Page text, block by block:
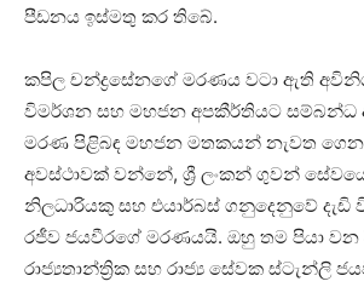
පීඩනය ඉස්මතු කර තිබේ.
කපිල චන්ද්‍රසේනගේ මරණය වටා ඇති
විමර්ශන සහ මහජන අපකීර්තියට සම්බන්ධ
මරණ පිළිබඳ මහජන මතකයන් නැවත
අවස්ථාවක් වන්නේ, ශ්‍රී ලංකන් ගුවන්
නිලධාරියකු සහ එයාර්බස් ගනුදෙනුවේ
රජීව ජයවීරගේ මරණයයි. ඔහු තම පියා වන
රාජ්‍යතාන්ත්‍රික සහ රාජ්‍ය සේවක ස්ටැන්ලි